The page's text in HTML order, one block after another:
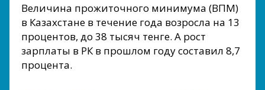
Величина прожиточного минимума (ВПМ)
в Казахстане в течение года возросла на 13
процентов, до 38 тысяч тенге. А рост
зарплаты в РК в прошлом году составил 8,7
процента.